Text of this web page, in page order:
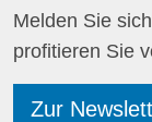
Melden Sie
profitieren Sie
Zur